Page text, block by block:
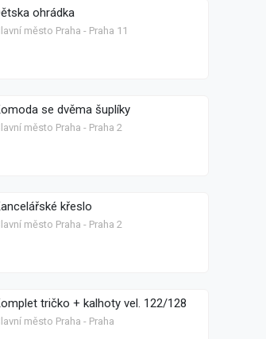
ohrádka
město Praha - Praha 11
se dvěma šuplíky
město Praha - Praha 2
křeslo
město Praha - Praha 2
tričko + kalhoty vel. 122/128
město Praha - Praha